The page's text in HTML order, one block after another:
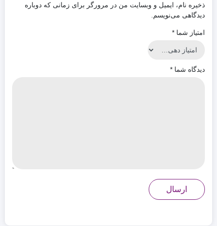
ذخیره نام، ایمیل و وبسایت من در مرورگر برای زمانی که دوباره
دیدگاهی می‌نویسم.
امتیاز شما *
دیدگاه شما *